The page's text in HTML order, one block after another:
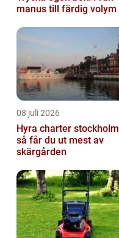
manus till färdig volym
08 juli 2026
Hyra charter stockholm
så får du ut mest av
skärgården